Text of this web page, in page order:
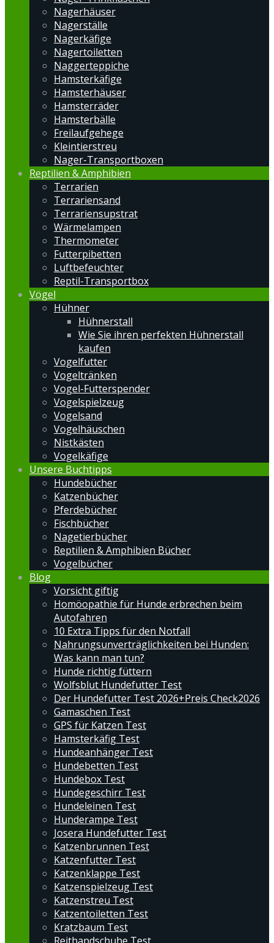
Nagerhäuser
Nagerställe
Nagerkäfige
Nagertoiletten
Naggerteppiche
Hamsterkäfige
Hamsterhäuser
Hamsterräder
Hamsterbälle
Freilaufgehege
Kleintierstreu
Nager-Transportboxen
Reptilien & Amphibien
Terrarien
Terrariensand
Terrariensupstrat
Wärmelampen
Thermometer
Futterpibetten
Luftbefeuchter
Reptil-Transportbox
Vögel
Hühner
Hühnerstall
Wie Sie ihren perfekten Hühnerstall
kaufen
Vogelfutter
Vogeltränken
Vogel-Futterspender
Vogelspielzeug
Vogelsand
Vogelhäuschen
Nistkästen
Vogelkäfige
Unsere Buchtipps
Hundebücher
Katzenbücher
Pferdebücher
Fischbücher
Nagetierbücher
Reptilien & Amphibien Bücher
Vogelbücher
Blog
Vorsicht giftig
Homöopathie für Hunde erbrechen beim
Autofahren
10 Extra Tipps für den Notfall
Nahrungsunverträglichkeiten bei Hunden:
Was kann man tun?
Hunde richtig füttern
Wolfsblut Hundefutter Test
Der Hundefutter Test 2026+Preis Check2026
Gamaschen Test
GPS für Katzen Test
Hamsterkäfig Test
Hundeanhänger Test
Hundebetten Test
Hundebox Test
Hundegeschirr Test
Hundeleinen Test
Hunderampe Test
Josera Hundefutter Test
Katzenbrunnen Test
Katzenfutter Test
Katzenklappe Test
Katzenspielzeug Test
Katzenstreu Test
Katzentoiletten Test
Kratzbaum Test